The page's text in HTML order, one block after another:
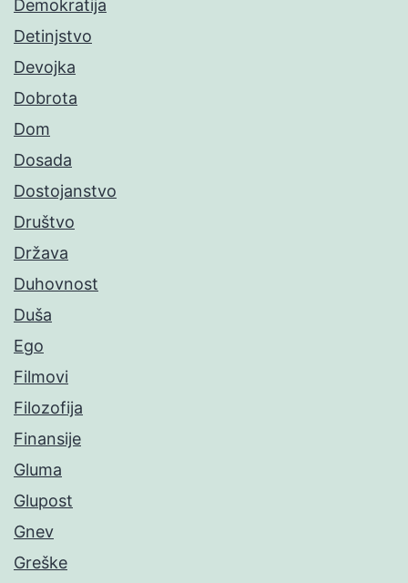
Demokratija
Detinjstvo
Devojka
Dobrota
Dom
Dosada
Dostojanstvo
Društvo
Država
Duhovnost
Duša
Ego
Filmovi
Filozofija
Finansije
Gluma
Glupost
Gnev
Greške